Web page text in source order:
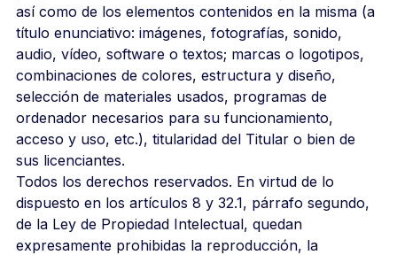
así como de los elementos contenidos en la misma (a
título enunciativo: imágenes, fotografías, sonido,
audio, vídeo, software o textos; marcas o logotipos,
combinaciones de colores, estructura y diseño,
selección de materiales usados, programas de
ordenador necesarios para su funcionamiento,
acceso y uso, etc.), titularidad del Titular o bien de
sus licenciantes.
Todos los derechos reservados. En virtud de lo
dispuesto en los artículos 8 y 32.1, párrafo segundo,
de la Ley de Propiedad Intelectual, quedan
expresamente prohibidas la reproducción, la